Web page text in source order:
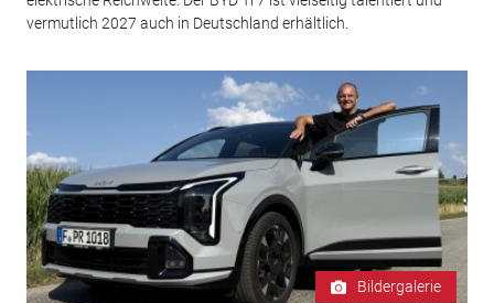
vermutlich 2027 auch in Deutschland erhältlich.
Bildergalerie